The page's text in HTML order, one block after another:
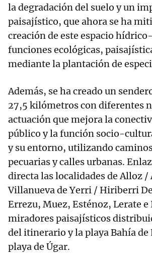
la degradación del suelo y un
paisajístico, que ahora se ha
creación de este espacio
funciones ecológicas,
mediante la plantación de
Además, se ha creado un
27,5 kilómetros con diferentes
actuación que mejora la
público y la función socio-
y su entorno, utilizando
pecuarias y calles urbanas.
directa las localidades de Alloz /
Villanueva de Yerri / Hiriberri
Errezu, Muez, Esténoz, Lerate
miradores paisajísticos
del itinerario y la playa Bahía de
playa de Úgar.